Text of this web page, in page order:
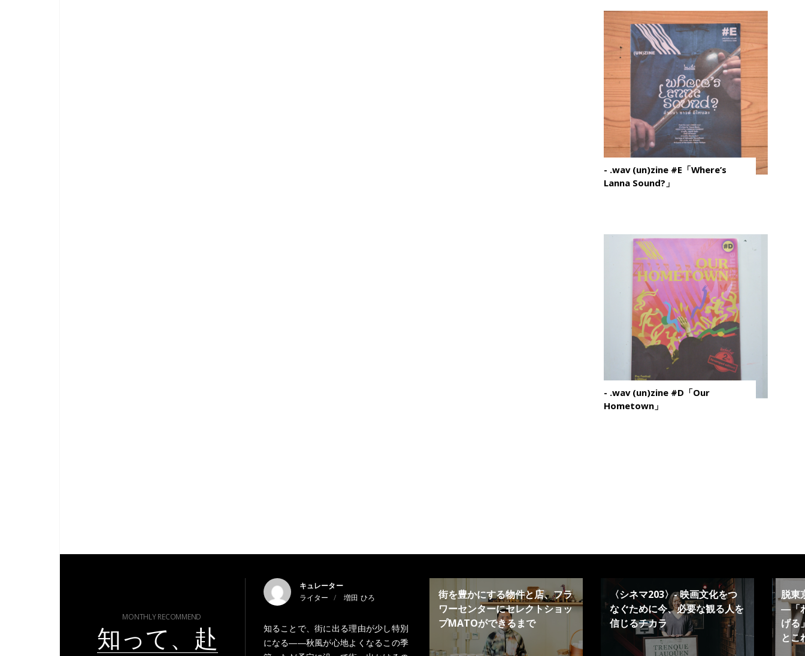
- .wav (un)zine #E「Where’s
Lanna Sound?」
- .wav (un)zine #D「Our
Hometown」
MONTHLY RECOMMEND
知って、赴
キュレーター
ライター
増田 ひろ
知ることで、街に出る理由が少し特別
になる――秋風が心地よくなるこの季
街を豊かにする物件と店、フラ
ワーセンターにセレクトショッ
プMATOができるまで
〈シネマ203〉- 映画文化をつ
なぐために今、必要な観る人を
信じるチカラ
脱東
―「
げる
とこ